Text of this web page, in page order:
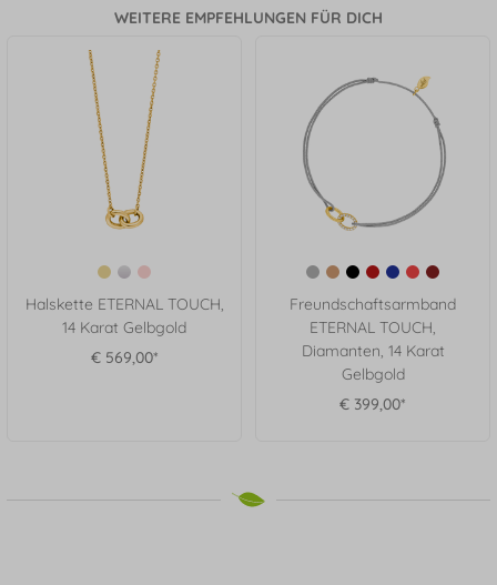
WEITERE EMPFEHLUNGEN FÜR DICH
Halskette ETERNAL TOUCH,
14 Karat Gelbgold
€ 569,00*
Freundschaftsarmband
ETERNAL TOUCH,
Diamanten, 14 Karat
Gelbgold
€ 399,00*